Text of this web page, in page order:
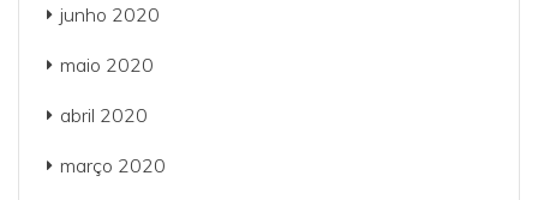
junho 2020
maio 2020
abril 2020
março 2020